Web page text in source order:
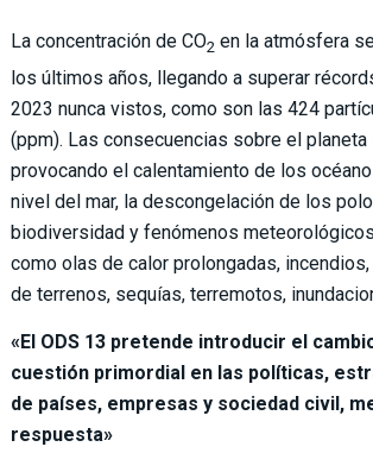
La concentración de CO2 en la atmósfera
los últimos años, llegando a superar
2023 nunca vistos, como son las 424
(ppm). Las consecuencias sobre el
provocando el calentamiento de los
nivel del mar, la descongelación de los
biodiversidad y fenómenos
como olas de calor prolongadas,
de terrenos, sequías, terremotos,
«El ODS 13 pretende introducir el
cuestión primordial en las políticas,
de países, empresas y sociedad civil,
respuesta»